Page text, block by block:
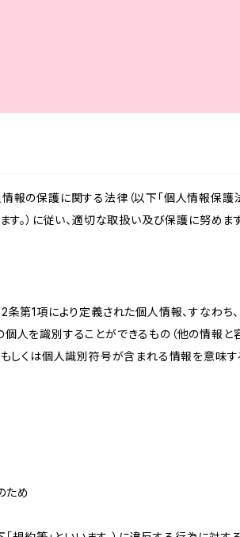
の保護に関する法律（以下「個人情報保護法
。）に従い、適切な取扱い及び保護に努めます
第1項により定義された個人情報、すなわち
人を識別することができるもの（他の情報と
しくは個人識別符号が含まれる情報を意味す
ため